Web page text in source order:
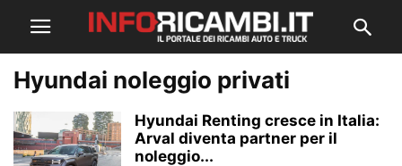
Hyundai noleggio privati
Hyundai Renting cresce in Italia:
Arval diventa partner per il
noleggio...